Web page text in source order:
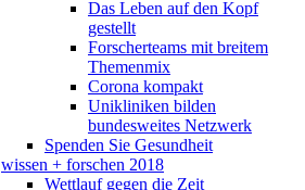
Das Leben auf den Kopf
gestellt
Forscherteams mit breitem
Themenmix
Corona kompakt
Unikliniken bilden
bundesweites Netzwerk
Spenden Sie Gesundheit
wissen + forschen 2018
Wettlauf gegen die Zeit